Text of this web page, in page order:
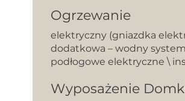
Ogrzewanie
elektryczny (gniazdka
dodatkowa – wodny
podłogowe elektryczne \
Wyposażenie